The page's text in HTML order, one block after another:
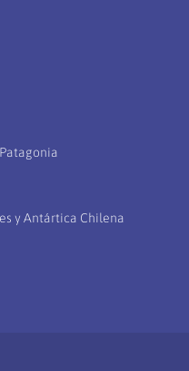
y Antártica Chilena